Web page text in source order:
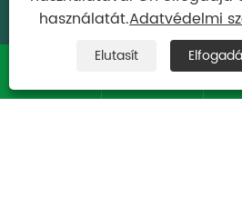
Copyright © 2025 Wenzhou
Machine Co., Ltd. Minden
Links|Sitemap|RSS|XML|
használatát.Adatvédelmi
Elutasít